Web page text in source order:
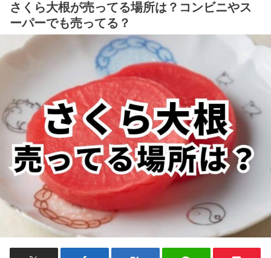
さくら大根が売ってる場所は？コンビニやス
ーパーでも売ってる？